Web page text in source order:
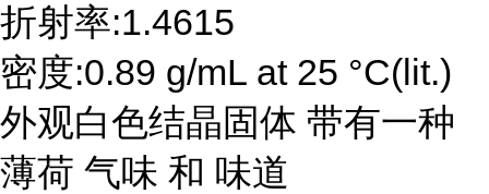
折射率:1.4615
密度:0.89 g/mL at 25 °C(lit.)
外观白色结晶固体 带有一种
薄荷 气味 和 味道